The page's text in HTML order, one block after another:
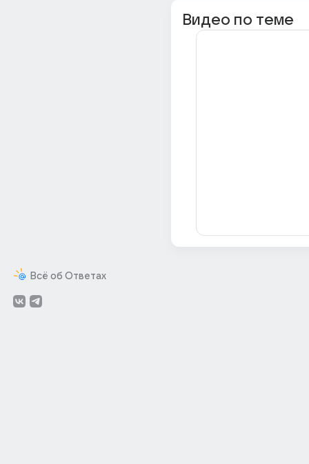
Всё об Ответах
Видео по теме